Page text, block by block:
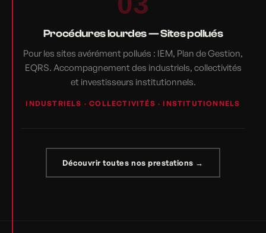
Procédures lourdes — Sites pollués
Pour les sites avérément pollués : IEM, Plan de Gestion,
EQRS. Accompagnement des industriels, collectivités
et investisseurs institutionnels.
INDUSTRIELS · COLLECTIVITÉS · INSTITUTIONNELS
Découvrir toutes nos prestations →